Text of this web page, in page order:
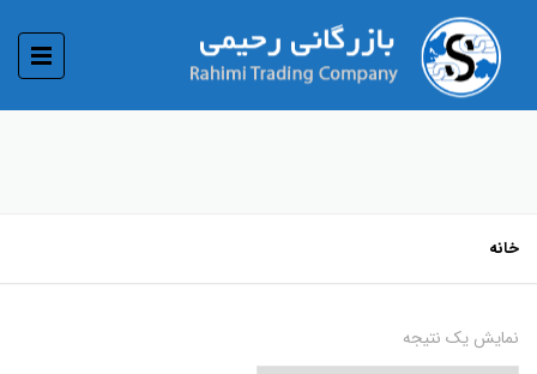
خانه
نمایش یک نتیجه